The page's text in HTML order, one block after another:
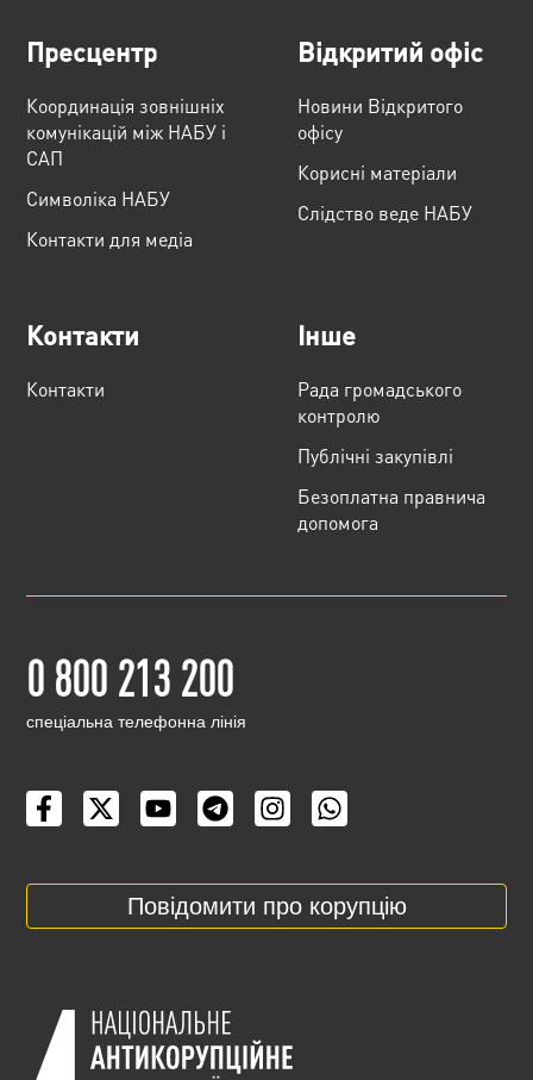
Пресцентр
Координація зовнішніх
комунікацій між НАБУ і
САП
Cимволіка НАБУ
Контакти для медіа
Відкритий офіс
Новини Відкритого
офісу
Корисні матеріали
Слідство веде НАБУ
Контакти
Контакти
Інше
Рада громадського
контролю
Публічні закупівлі
Безоплатна правнича
допомога
0 800 213 200
cпеціальна телефонна лінія
Повідомити про корупцію